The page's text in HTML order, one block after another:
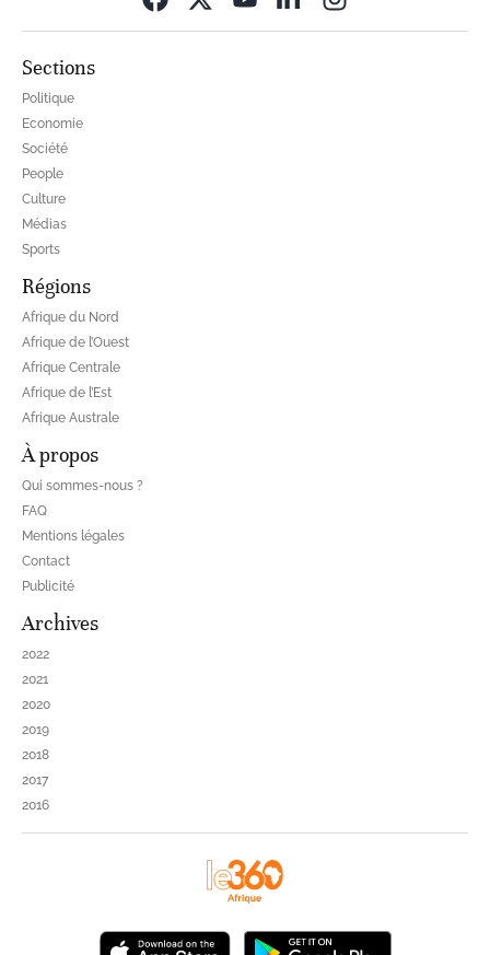
Sections
Politique
Economie
Société
People
Culture
Médias
Sports
Régions
Afrique du Nord
Afrique de l’Ouest
Afrique Centrale
Afrique de l’Est
Afrique Australe
À propos
Qui sommes-nous ?
FAQ
Mentions légales
Contact
Publicité
Archives
2022
2021
2020
2019
2018
2017
2016